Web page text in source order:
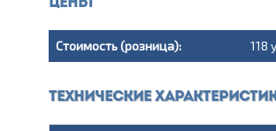
Стоимость (розница): 118
Технические